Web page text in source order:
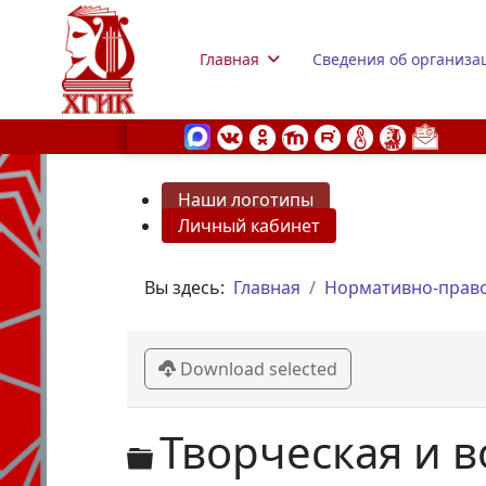
Главная Сведения об
Наши логотипы
Личный кабинет
Вы здесь: Главная Нормативно-
Download selected
Директория
Творческая и